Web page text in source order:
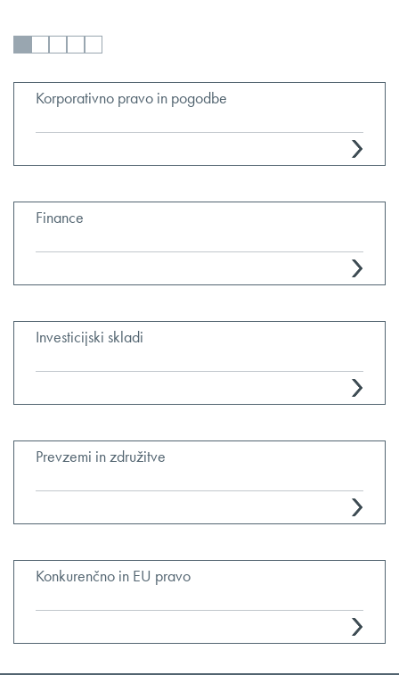
Korporativno pravo in pogodbe
Finance
Investicijski skladi
Prevzemi in združitve
Konkurenčno in EU pravo